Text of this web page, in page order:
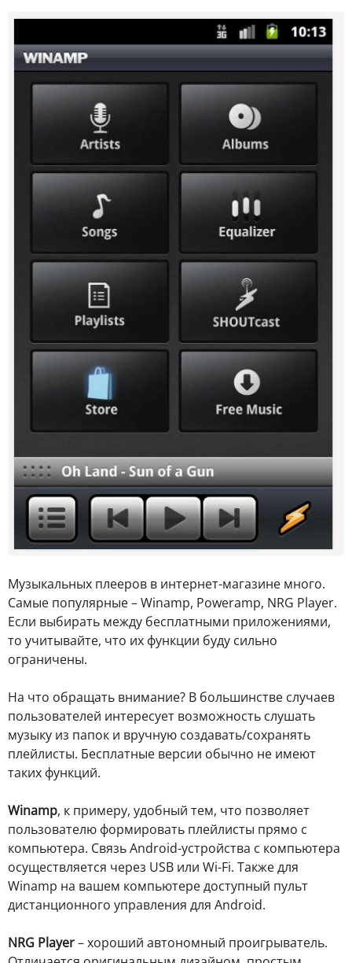
Музыкальных плееров в интернет-магазине много.
Самые популярные – Winamp, Poweramp, NRG Player.
Если выбирать между бесплатными приложениями,
то учитывайте, что их функции буду сильно
ограничены.
На что обращать внимание? В большинстве случаев
пользователей интересует возможность слушать
музыку из папок и вручную создавать/сохранять
плейлисты. Бесплатные версии обычно не имеют
таких функций.
Winamp, к примеру, удобный тем, что позволяет
пользователю формировать плейлисты прямо с
компьютера. Связь Android-устройства с компьютера
осуществляется через USB или Wi-Fi. Также для
Winamp на вашем компьютере доступный пульт
дистанционного управления для Android.
NRG Player– хороший автономный проигрыватель.